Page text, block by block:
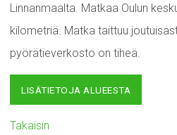
Linnanmaalta. Matkaa Oulun
kilometriä. Matka taittuu
pyörätieverkosto on tiheä.
LISÄTIETOJA ALUEESTA
Takaisin